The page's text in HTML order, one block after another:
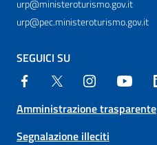
urp@ministeroturismo.gov.it
urp@pec.ministeroturismo.gov.it
SEGUICI SU
Amministrazione trasparente
Segnalazione illeciti